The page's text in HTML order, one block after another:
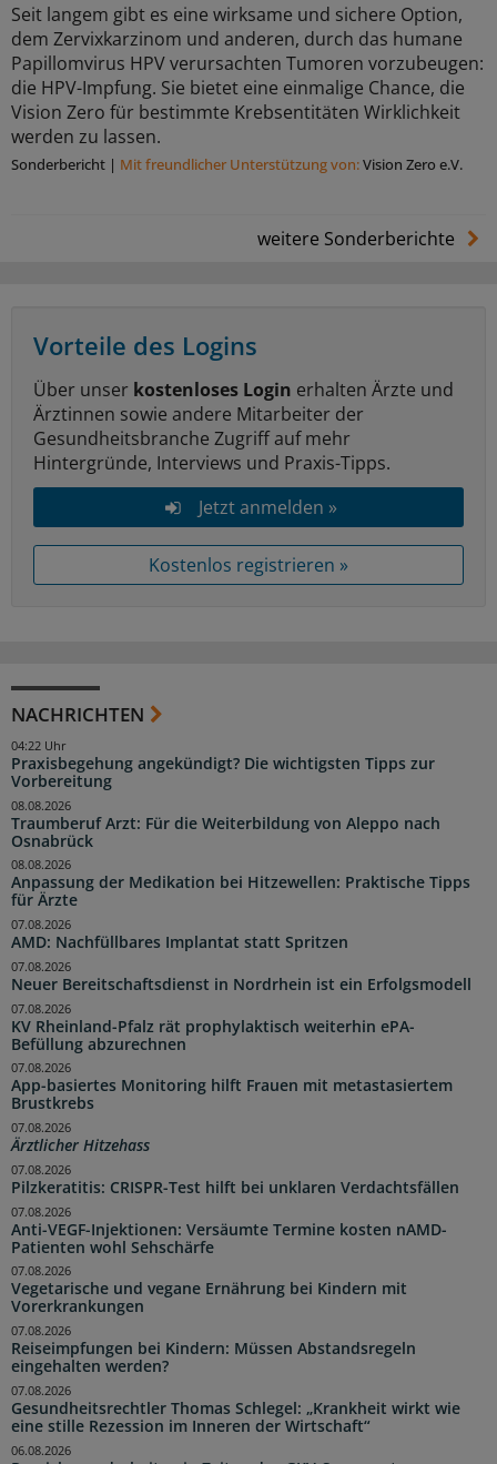
Seit langem gibt es eine wirksame und sichere Option,
dem Zervixkarzinom und anderen, durch das humane
Papillomvirus HPV verursachten Tumoren vorzubeugen:
die HPV-Impfung. Sie bietet eine einmalige Chance, die
Vision Zero für bestimmte Krebsentitäten Wirklichkeit
werden zu lassen.
Sonderbericht | Mit freundlicher Unterstützung von:Vision Zero e.V.
weitere Sonderberichte
Vorteile des Logins
Über unser kostenloses Login erhalten Ärzte und
Ärztinnen sowie andere Mitarbeiter der
Gesundheitsbranche Zugriff auf mehr
Hintergründe, Interviews und Praxis-Tipps.
Jetzt anmelden »
Kostenlos registrieren »
NACHRICHTEN
Praxisbegehung angekündigt? Die wichtigsten Tipps zur
Vorbereitung
04:22 Uhr
Traumberuf Arzt: Für die Weiterbildung von Aleppo nach
Osnabrück
08.08.2026
Anpassung der Medikation bei Hitzewellen: Praktische Tipps
für Ärzte
08.08.2026
AMD: Nachfüllbares Implantat statt Spritzen
07.08.2026
Neuer Bereitschaftsdienst in Nordrhein ist ein Erfolgsmodell
07.08.2026
KV Rheinland-Pfalz rät prophylaktisch weiterhin ePA-
Befüllung abzurechnen
07.08.2026
App-basiertes Monitoring hilft Frauen mit metastasiertem
Brustkrebs
07.08.2026
Ärztlicher Hitzehass
07.08.2026
Pilzkeratitis: CRISPR-Test hilft bei unklaren Verdachtsfällen
07.08.2026
Anti-VEGF-Injektionen: Versäumte Termine kosten nAMD-
Patienten wohl Sehschärfe
07.08.2026
Vegetarische und vegane Ernährung bei Kindern mit
Vorerkrankungen
07.08.2026
Reiseimpfungen bei Kindern: Müssen Abstandsregeln
eingehalten werden?
07.08.2026
Gesundheitsrechtler Thomas Schlegel: „Krankheit wirkt wie
eine stille Rezession im Inneren der Wirtschaft“
07.08.2026
06.08.2026